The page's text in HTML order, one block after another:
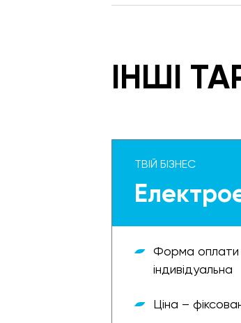
ІНШІ
ТВІЙ БІЗНЕС
Форма оплати
індивідуальна
Ціна –